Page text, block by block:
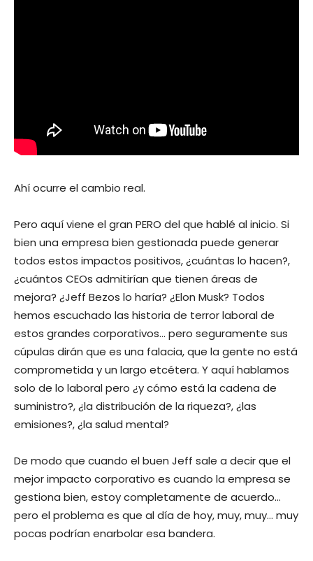
Ahí ocurre el cambio real.
Pero aquí viene el gran PERO del que hablé al inicio. Si
bien una empresa bien gestionada puede generar
todos estos impactos positivos, ¿cuántas lo hacen?,
¿cuántos CEOs admitirían que tienen áreas de
mejora? ¿Jeff Bezos lo haría? ¿Elon Musk? Todos
hemos escuchado las historia de terror laboral de
estos grandes corporativos… pero seguramente sus
cúpulas dirán que es una falacia, que la gente no está
comprometida y un largo etcétera. Y aquí hablamos
solo de lo laboral pero ¿y cómo está la cadena de
suministro?, ¿la distribución de la riqueza?, ¿las
emisiones?, ¿la salud mental?
De modo que cuando el buen Jeff sale a decir que el
mejor impacto corporativo es cuando la empresa se
gestiona bien, estoy completamente de acuerdo…
pero el problema es que al día de hoy, muy, muy… muy
pocas podrían enarbolar esa bandera.